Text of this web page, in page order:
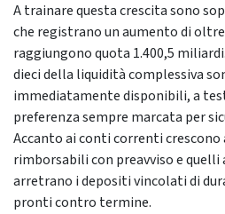
A trainare questa crescita sono
che registrano un aumento di
raggiungono quota 1.400,5
dieci della liquidità complessiva
immediatamente disponibili, a
preferenza sempre marcata per
Accanto ai conti correnti crescono
rimborsabili con preavviso e
arretrano i depositi vincolati di
pronti contro termine.